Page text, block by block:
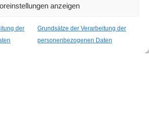
anzeigen
der
Grundsätze der Verarbeitung der
personenbezogenen Daten
(haftungsbeschränkt)